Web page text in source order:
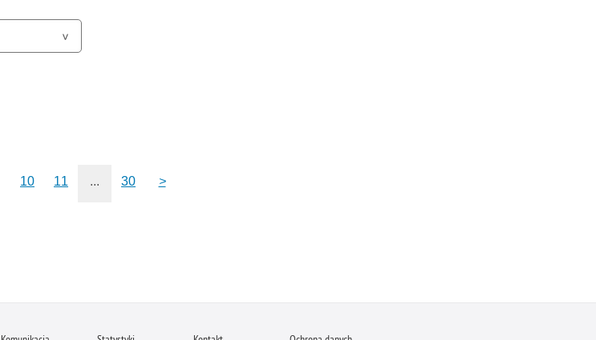
10 11 ... 30 >